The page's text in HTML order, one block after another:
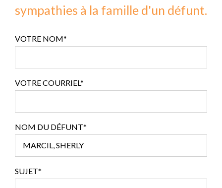
sympathies à la famille d'un défunt.
VOTRE NOM*
VOTRE COURRIEL*
NOM DU DÉFUNT*
SUJET*